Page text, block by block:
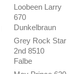
Loobeen Larry
670
Dunkelbraun
Grey Rock Star
2nd 8510
Falbe